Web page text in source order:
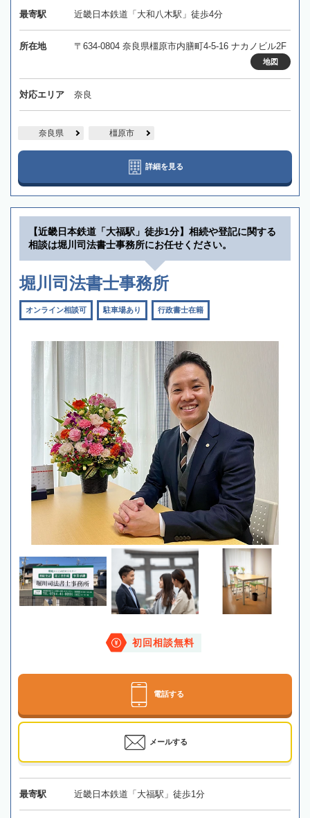
最寄駅 近畿日本鉄道「大和八木駅」徒歩4分
所在地 〒634-0804 奈良県橿原市内膳町4-5-16 ナカノビル2F
地図
対応エリア 奈良
奈良県 橿原市
詳細を見る
【近畿日本鉄道「大福駅」徒歩1分】相続や登記に関する
相談は堀川司法書士事務所にお任せください。
堀川司法書士事務所
オンライン相談可 駐車場あり 行政書士在籍
初回相談無料
電話する
メールする
最寄駅 近畿日本鉄道「大福駅」徒歩1分